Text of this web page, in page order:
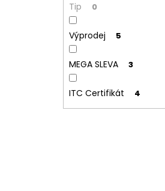
Tip 0
Výprodej 5
MEGA SLEVA 3
ITC Certifikát 4